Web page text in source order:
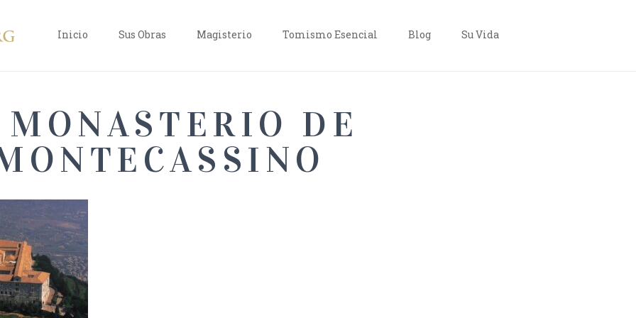
Inicio Sus Obras Magisterio Tomismo Esencial Blog Su Vida
DE